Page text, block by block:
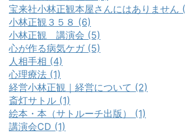
宝来社小林正観本屋さんにはありません
小林正観３５８ (6)
小林正観 講演会 (5)
心が作る病気ケガ (5)
人相手相 (4)
心理療法 (1)
経営小林正観｜経営について (2)
斎灯サトル (1)
絵本・本（サトルーチ出版） (1)
講演会CD (1)